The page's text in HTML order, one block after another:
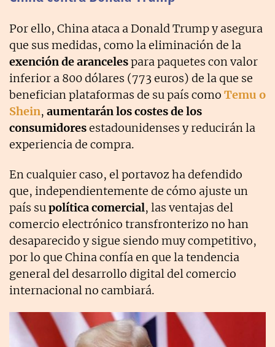
Por ello, China ataca a Donald Trump y asegura
que sus medidas, como la eliminación de la
exención de arancelespara paquetes con valor
inferior a 800 dólares (773 euros) de la que se
benefician plataformas de su país como Temu o
Shein, aumentarán los costes de los
consumidoresestadounidenses y reducirán la
experiencia de compra.
En cualquier caso, el portavoz ha defendido
que, independientemente de cómo ajuste un
país supolítica comercial, las ventajas del
comercio electrónico transfronterizo no han
desaparecido y sigue siendo muy competitivo,
por lo que China confía en que la tendencia
general del desarrollo digital del comercio
internacional no cambiará.